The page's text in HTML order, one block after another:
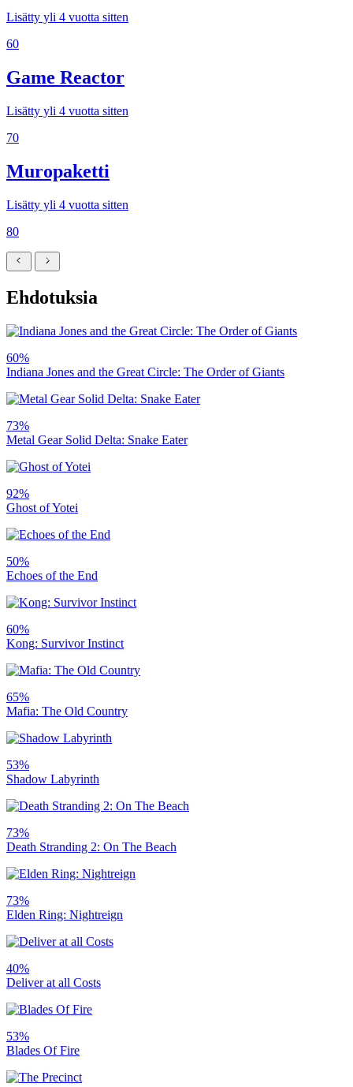
Lisätty yli 4 vuotta sitten
60
Game Reactor
Lisätty yli 4 vuotta sitten
70
Muropaketti
Lisätty yli 4 vuotta sitten
80
Ehdotuksia
60%
Indiana Jones and the Great Circle: The Order of Giants
73%
Metal Gear Solid Delta: Snake Eater
92%
Ghost of Yotei
50%
Echoes of the End
60%
Kong: Survivor Instinct
65%
Mafia: The Old Country
53%
Shadow Labyrinth
73%
Death Stranding 2: On The Beach
73%
Elden Ring: Nightreign
40%
Deliver at all Costs
53%
Blades Of Fire